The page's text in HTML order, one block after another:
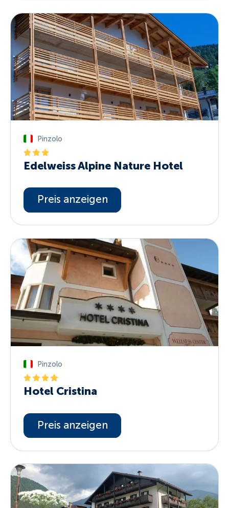
Pinzolo
Edelweiss Alpine Nature Hotel
Preis anzeigen
Pinzolo
Hotel Cristina
Preis anzeigen